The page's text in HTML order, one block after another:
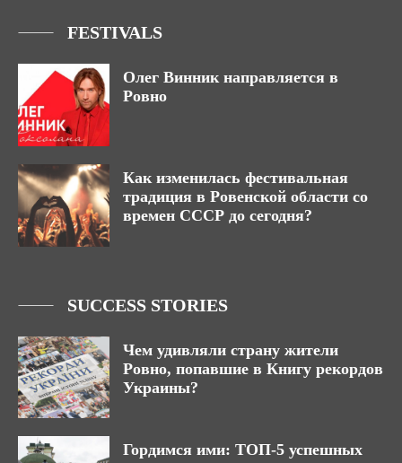
FESTIVALS
Олег Винник направляется в
Ровно
Как изменилась фестивальная
традиция в Ровенской области со
времен СССР до сегодня?
SUCCESS STORIES
Чем удивляли страну жители
Ровно, попавшие в Книгу рекордов
Украины?
Гордимся ими: ТОП-5 успешных